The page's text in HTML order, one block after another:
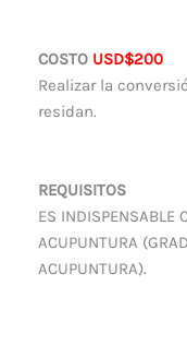
COSTO USD$200
Realizar la
residan.
REQUISITOS
ES INDISPENSABLE
ACUPUNTURA
ACUPUNTURA).